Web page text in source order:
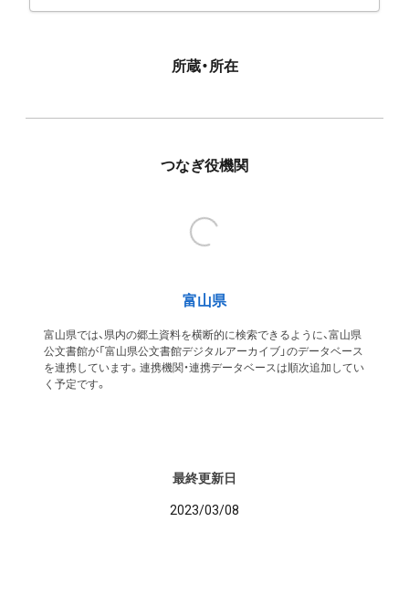
所蔵・所在
つなぎ役機関
富山県
富山県では、県内の郷土資料を横断的に検索できるように、富山県
公文書館が「富山県公文書館デジタルアーカイブ」のデータベース
を連携しています。連携機関・連携データベースは順次追加してい
く予定です。
最終更新日
2023/03/08